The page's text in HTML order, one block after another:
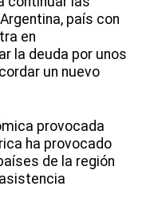
país con
en
la deuda por unos
un nuevo
provocada
ha provocado
de la región